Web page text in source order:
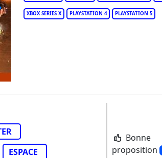
Bounty Hunter
XBOX SERIES X PLAYSTATION 4 PLAYSTATION 5
ESPACE
Bonne
proposition